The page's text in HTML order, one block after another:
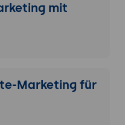
mit
Marketing für